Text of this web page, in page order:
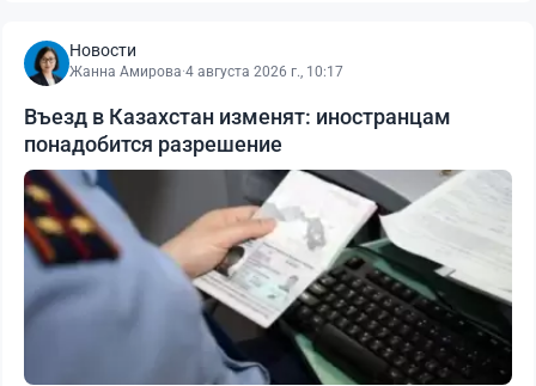
Новости
Жанна Амирова·4 августа 2026 г., 10:17
Въезд в Казахстан изменят: иностранцам
понадобится разрешение